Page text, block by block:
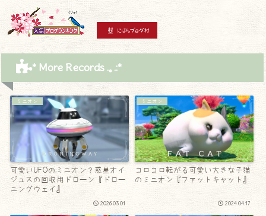
* More Records .｡.:*
ミニオン
可愛いUFOのミニオン？惑星オイ
ジュスの回収用ドローン『ドロー
ニングウェイ』
2026.03.01
ミニオン
コロコロ転がる可愛い大きな子猫
のミニオン『ファットキャット』
2024.04.17